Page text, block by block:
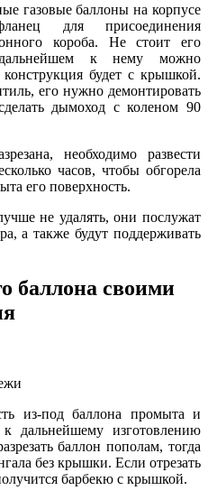
газовые баллоны на корпусе
для присоединения
короба. Не стоит его
к нему можно
будет с крышкой.
его нужно демонтировать
дымоход с коленом 90
необходимо развести
часов, чтобы обгорела
его поверхность.
не удалять, они послужат
а также будут поддерживать
баллона своими
из-под баллона промыта и
дальнейшему изготовлению
баллон пополам, тогда
без крышки. Если отрезать
барбекю с крышкой.